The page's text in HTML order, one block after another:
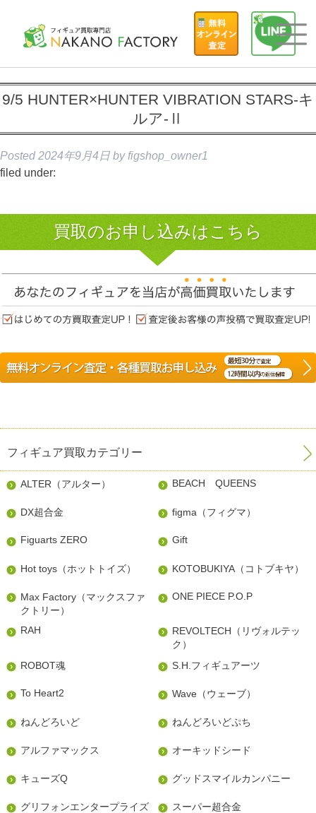
9/5 HUNTER×HUNTER VIBRATION STARS-キ
ルア-Ⅱ
Posted 2024年9月4日 by figshop_owner1
filed under:
買取のお申し込みはこちら
フィギュア買取カテゴリー
ALTER（アルター） BEACH QUEENS
DX超合金 figma（フィグマ）
Figuarts ZERO Gift
Hot toys（ホットトイズ） KOTOBUKIYA（コトブキヤ）
Max Factory（マックスファ
クトリー）
ONE PIECE P.O.P
RAH
REVOLTECH（リヴォルテッ
ク）
ROBOT魂
S.H.フィギュアーツ
To Heart2 Wave（ウェーブ）
ねんどろいど ねんどろいどぷち
アルファマックス オーキッドシード
キューズQ グッドスマイルカンパニー
グリフォンエンタープライズ スーパー超合金